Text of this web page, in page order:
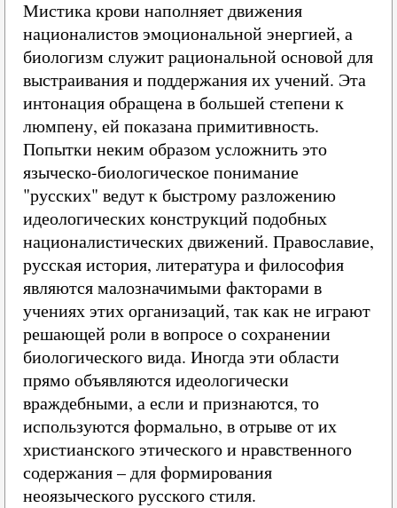
Мистика крови наполняет движения
националистов эмоциональной энергией, а
биологизм служит рациональной основой для
выстраивания и поддержания их учений. Эта
интонация обращена в большей степени к
люмпену, ей показана примитивность.
Попытки неким образом усложнить это
языческо-биологическое понимание
"русских" ведут к быстрому разложению
идеологических конструкций подобных
националистических движений. Православие,
русская история, литература и философия
являются малозначимыми факторами в
учениях этих организаций, так как не играют
решающей роли в вопросе о сохранении
биологического вида. Иногда эти области
прямо объявляются идеологически
враждебными, а если и признаются, то
используются формально, в отрыве от их
христианского этического и нравственного
содержания – для формирования
неоязыческого русского стиля.